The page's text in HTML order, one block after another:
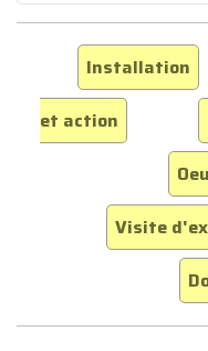
Installation
et action
Visite